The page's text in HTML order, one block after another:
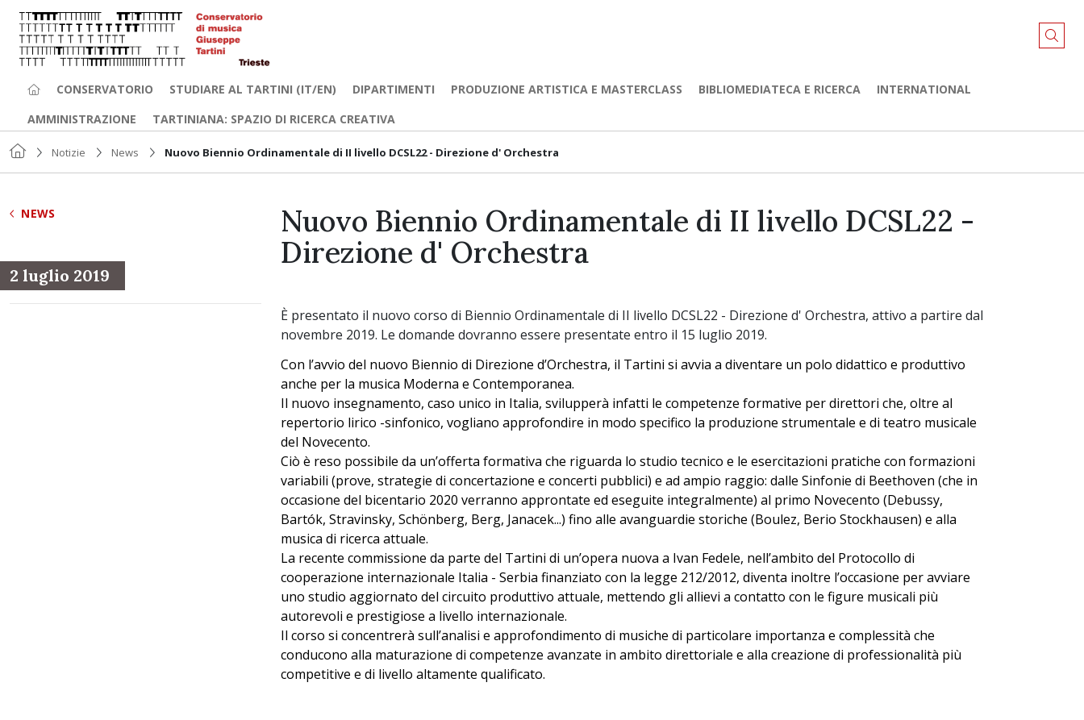
CONSERVATORIO STUDIARE AL TARTINI (IT/EN) DIPARTIMENTI PRODUZIONE ARTISTICA E MASTERCLASS BIBLIOMEDIATECA E RICERCA
INTERNATIONAL
AMMINISTRAZIONE
TARTINIANA: SPAZIO DI RICERCA CREATIVA
Notizie News Nuovo Biennio Ordinamentale di II livello DCSL22 - Direzione d' Orchestra
NEWS
2 luglio 2019
Nuovo Biennio Ordinamentale di II livello DCSL22 -
Direzione d' Orchestra
È presentato il nuovo corso di Biennio Ordinamentale di II livello DCSL22 - Direzione d' Orchestra, attivo a partire dal
novembre 2019. Le domande dovranno essere presentate entro il 15 luglio 2019.
Con l’avvio del nuovo Biennio di Direzione d’Orchestra, il Tartini si avvia a diventare un polo didattico e produttivo
anche per la musica Moderna e Contemporanea.
Il nuovo insegnamento, caso unico in Italia, svilupperà infatti le competenze formative per direttori che, oltre al
repertorio lirico -sinfonico, vogliano approfondire in modo specifico la produzione strumentale e di teatro musicale
del Novecento.
Ciò è reso possibile da un’offerta formativa che riguarda lo studio tecnico e le esercitazioni pratiche con formazioni
variabili (prove, strategie di concertazione e concerti pubblici) e ad ampio raggio: dalle Sinfonie di Beethoven (che in
occasione del bicentario 2020 verranno approntate ed eseguite integralmente) al primo Novecento (Debussy,
Bartók, Stravinsky, Schönberg, Berg, Janacek...) fino alle avanguardie storiche (Boulez, Berio Stockhausen) e alla
musica di ricerca attuale.
La recente commissione da parte del Tartini di un’opera nuova a Ivan Fedele, nell’ambito del Protocollo di
cooperazione internazionale Italia - Serbia finanziato con la legge 212/2012, diventa inoltre l’occasione per avviare
uno studio aggiornato del circuito produttivo attuale, mettendo gli allievi a contatto con le figure musicali più
autorevoli e prestigiose a livello internazionale.
Il corso si concentrerà sull’analisi e approfondimento di musiche di particolare importanza e complessità che
conducono alla maturazione di competenze avanzate in ambito direttoriale e alla creazione di professionalità più
competitive e di livello altamente qualificato.